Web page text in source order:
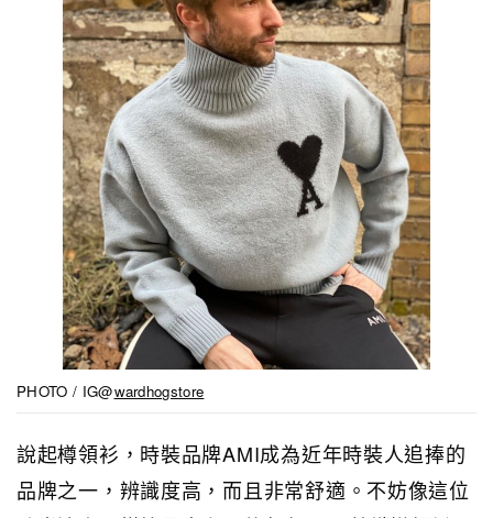
PHOTO / IG@wardhogstore
說起樽領衫，時裝品牌AMI成為近年時裝人追捧的
品牌之一，辨識度高，而且非常舒適。不妨像這位